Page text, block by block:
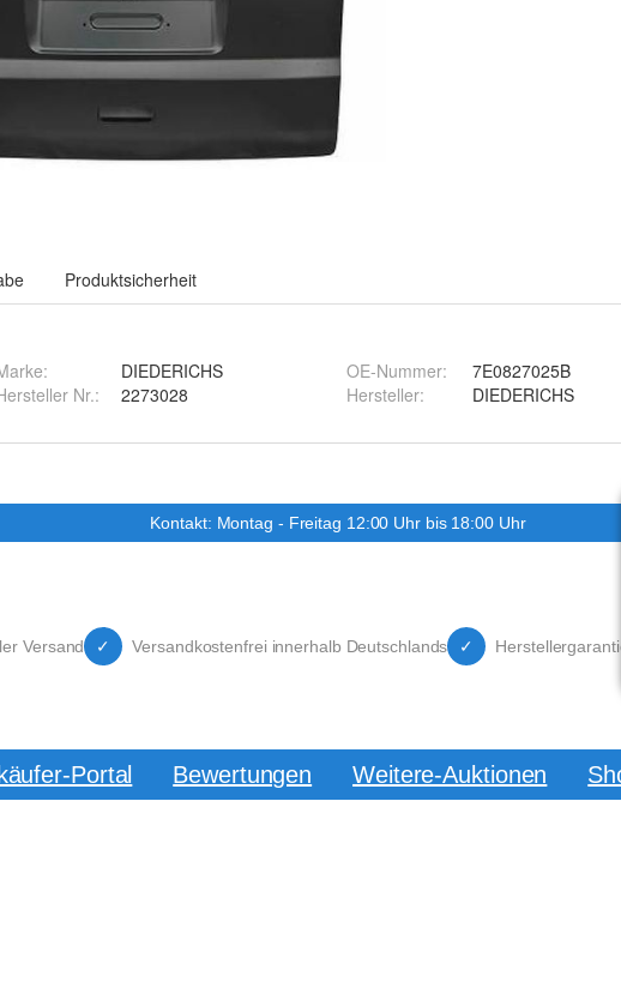
Produktsicherheit
DIEDERICHS
Nr.:
2273028
OE-Nummer:
7E0827025B
Hersteller: DIEDERICHS